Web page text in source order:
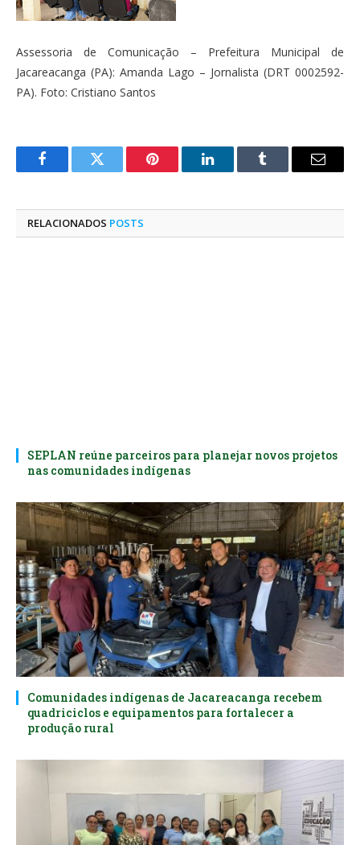
Assessoria de Comunicação – Prefeitura Municipal de
Jacareacanga (PA): Amanda Lago – Jornalista (DRT 0002592-
PA). Foto: Cristiano Santos
FacebookTwitter Pinterest O
Tumblr
E-
RELACIONADOS POSTS
SEPLAN reúne parceiros para planejar novos projetos
nas comunidades indígenas
Comunidades indígenas de Jacareacanga recebem
quadriciclos e equipamentos para fortalecer a
produção rural